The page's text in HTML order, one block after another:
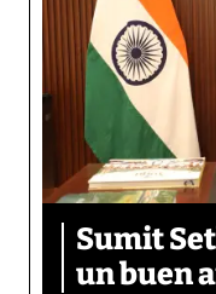
Sumit
un buen